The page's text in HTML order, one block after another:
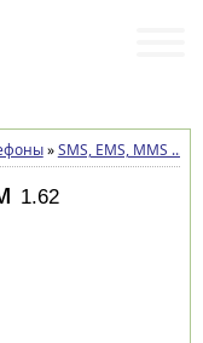
»SMS, EMS, MMS ...
1.62